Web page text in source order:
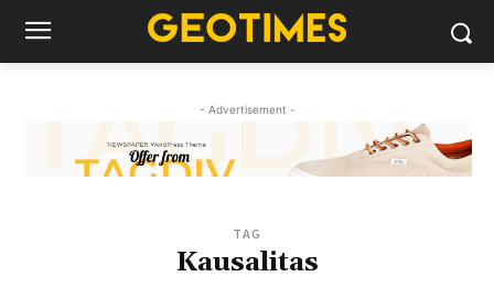
- Advertisement -
TAG
Kausalitas